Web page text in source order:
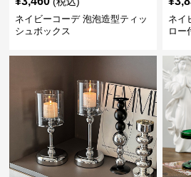
ネイビーコーデ 泡泡造型ティッ
シュボックス
ネイ
ロー